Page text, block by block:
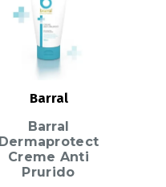
Barral
Barral
Dermaprotect
Creme Anti
Prurido